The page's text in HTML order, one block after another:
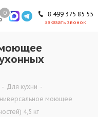
8 499 375 85 55
Заказать звонок
0
моющее
- Для кухни -
моющее
4,5 кг